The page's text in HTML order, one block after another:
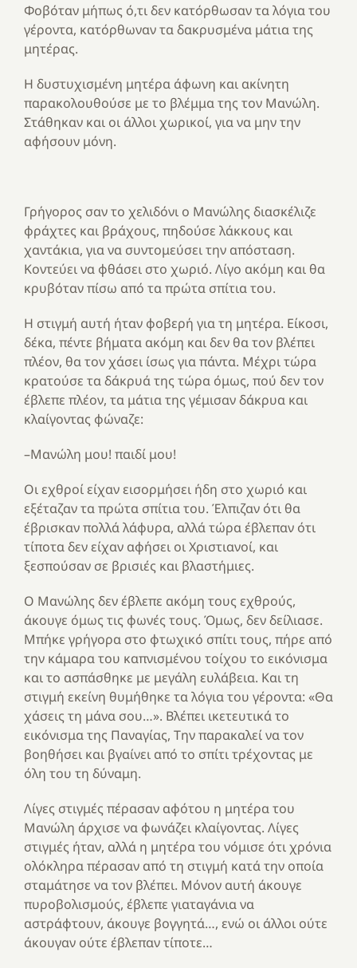
Φοβόταν μήπως ό,τι δεν κατόρθωσαν τα λόγια του
γέροντα, κατόρθωναν τα δακρυσμένα μάτια της
μητέρας.
Η δυστυχισμένη μητέρα άφωνη και ακίνητη
παρακολουθούσε με το βλέμμα της τον Μανώλη.
Στάθηκαν και οι άλλοι χωρικοί, για να μην την
αφήσουν μόνη.
Γρήγορος σαν το χελιδόνι ο Μανώλης διασκέλιζε
φράχτες και βράχους, πηδούσε λάκκους και
χαντάκια, για να συντομεύσει την απόσταση.
Κοντεύει να φθάσει στο χωριό. Λίγο ακόμη και θα
κρυβόταν πίσω από τα πρώτα σπίτια του.
Η στιγμή αυτή ήταν φοβερή για τη μητέρα. Είκοσι,
δέκα, πέντε βήματα ακόμη και δεν θα τον βλέπει
πλέον, θα τον χάσει ίσως για πάντα. Μέχρι τώρα
κρατούσε τα δάκρυά της τώρα όμως, πού δεν τον
έβλεπε πλέον, τα μάτια της γέμισαν δάκρυα και
κλαίγοντας φώναζε:
–Μανώλη μου! παιδί μου!
Οι εχθροί είχαν εισορμήσει ήδη στο χωριό και
εξέταζαν τα πρώτα σπίτια του. Έλπιζαν ότι θα
έβρισκαν πολλά λάφυρα, αλλά τώρα έβλεπαν ότι
τίποτα δεν είχαν αφήσει οι Χριστιανοί, και
ξεσπούσαν σε βρισιές και βλαστήμιες.
Ο Μανώλης δεν έβλεπε ακόμη τους εχθρούς,
άκουγε όμως τις φωνές τους. Όμως, δεν δείλιασε.
Μπήκε γρήγορα στο φτωχικό σπίτι τους, πήρε από
την κάμαρα του καπνισμένου τοίχου το εικόνισμα
και το ασπάσθηκε με μεγάλη ευλάβεια. Και τη
στιγμή εκείνη θυμήθηκε τα λόγια του γέροντα: «Θα
χάσεις τη μάνα σου…». Βλέπει ικετευτικά το
εικόνισμα της Παναγίας, Την παρακαλεί να τον
βοηθήσει και βγαίνει από το σπίτι τρέχοντας με
όλη του τη δύναμη.
Λίγες στιγμές πέρασαν αφότου η μητέρα του
Μανώλη άρχισε να φωνάζει κλαίγοντας. Λίγες
στιγμές ήταν, αλλά η μητέρα του νόμισε ότι χρόνια
ολόκληρα πέρασαν από τη στιγμή κατά την οποία
σταμάτησε να τον βλέπει. Μόνον αυτή άκουγε
πυροβολισμούς, έβλεπε γιαταγάνια να
αστράφτουν, άκουγε βογγητά…, ενώ οι άλλοι ούτε
άκουγαν ούτε έβλεπαν τίποτε…